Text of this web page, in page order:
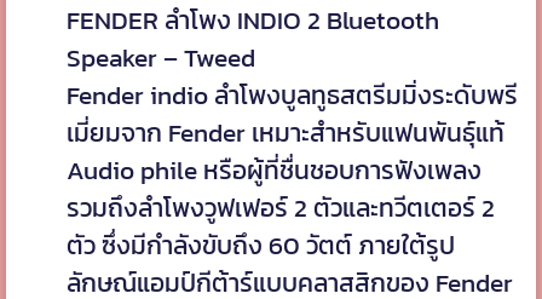
FENDER ลำโพง INDIO 2 Bluetooth
Speaker – Tweed
Fender indio ลำโพงบูลทูธสตรีมมิ่งระดับพรี
เมี่ยมจาก Fender เหมาะสำหรับแฟนพันธุ์แท้
Audio phile หรือผู้ที่ชื่นชอบการฟังเพลง
รวมถึงลำโพงวูฟเฟอร์ 2 ตัวและทวีตเตอร์ 2
ตัว ซึ่งมีกำลังขับถึง 60 วัตต์ ภายใต้รูป
ลักษณ์แอมป์กีต้าร์แบบคลาสสิกของ Fender